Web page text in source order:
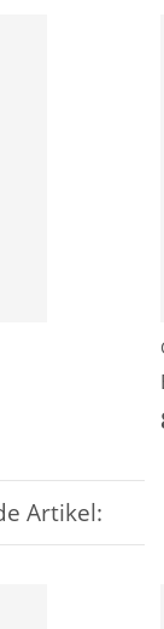
Artikel: